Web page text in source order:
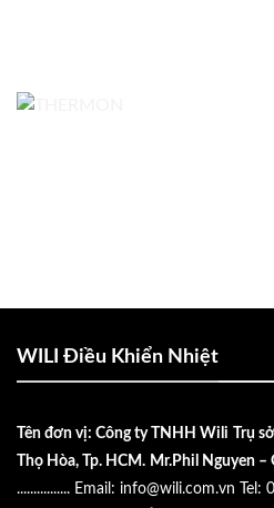
WILI Điều Khiển Nhiệt
Tên đơn vị: Công ty TNHH Wili
Trụ
Thọ Hòa, Tp. HCM. Mr.Phil Nguyen –
................ Email: info@wili.com.vn Tel: